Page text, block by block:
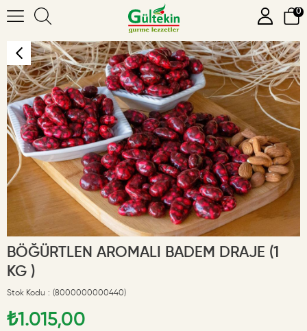
0
BÖĞÜRTLEN AROMALI BADEM DRAJE (1
KG )
Stok Kodu (8000000000440)
₺1.015,00